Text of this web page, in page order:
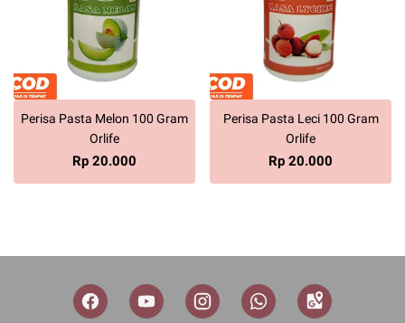
Perisa Pasta Melon 100 Gram
Orlife
Rp 20.000
Perisa Pasta Leci 100 Gram
Orlife
Rp 20.000